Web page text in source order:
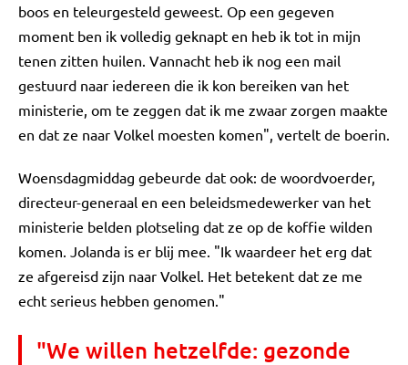
boos en teleurgesteld geweest. Op een gegeven
moment ben ik volledig geknapt en heb ik tot in mijn
tenen zitten huilen. Vannacht heb ik nog een mail
gestuurd naar iedereen die ik kon bereiken van het
ministerie, om te zeggen dat ik me zwaar zorgen maakte
en dat ze naar Volkel moesten komen", vertelt de boerin.
Woensdagmiddag gebeurde dat ook: de woordvoerder,
directeur-generaal en een beleidsmedewerker van het
ministerie belden plotseling dat ze op de koffie wilden
komen. Jolanda is er blij mee. "Ik waardeer het erg dat
ze afgereisd zijn naar Volkel. Het betekent dat ze me
echt serieus hebben genomen."
"We willen hetzelfde: gezonde